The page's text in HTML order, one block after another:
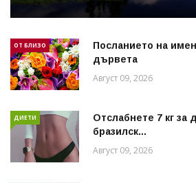
ОТ БЛИЗО
Посланието на
дървета
Август 09, 2026
ДИЕТИ
Отслабнете 7 кг за
бразилск...
Август 09, 2026